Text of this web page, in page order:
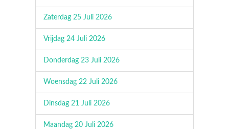
Zaterdag 25 Juli 2026
Vrijdag 24 Juli 2026
Donderdag 23 Juli 2026
Woensdag 22 Juli 2026
Dinsdag 21 Juli 2026
Maandag 20 Juli 2026